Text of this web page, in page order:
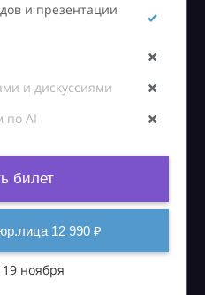
и презентации
и дискуссиями
по AI
билет
12 990 ₽
ноября